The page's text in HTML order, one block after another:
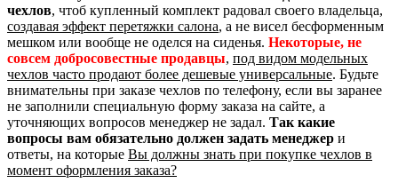
чехлов, чтоб купленный комплект радовал своего владельца,
создавая эффект перетяжки салона, а не висел бесформенным
мешком или вообще не оделся на сиденья. Некоторые, не
совсем добросовестные продавцы, под видом модельных
чехлов часто продают более дешевые универсальные. Будьте
внимательны при заказе чехлов по телефону, если вы заранее
не заполнили специальную форму заказа на сайте, а
уточняющих вопросов менеджер не задал. Так какие
вопросы вам обязательно должен задать менеджер и
ответы, на которые Вы должны знать при покупке чехлов в
момент оформления заказа?